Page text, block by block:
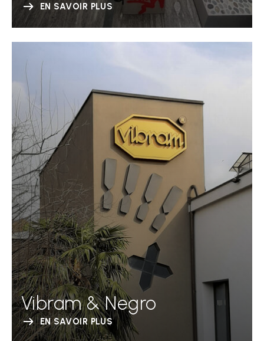
EN SAVOIR PLUS
Vibram & Negro
EN SAVOIR PLUS